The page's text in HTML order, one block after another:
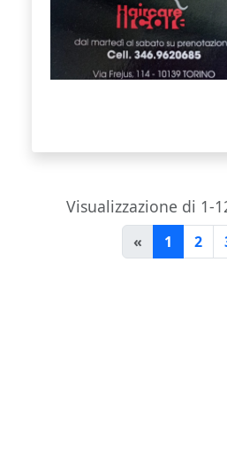
Visualizzazione di 1-
« 1 2